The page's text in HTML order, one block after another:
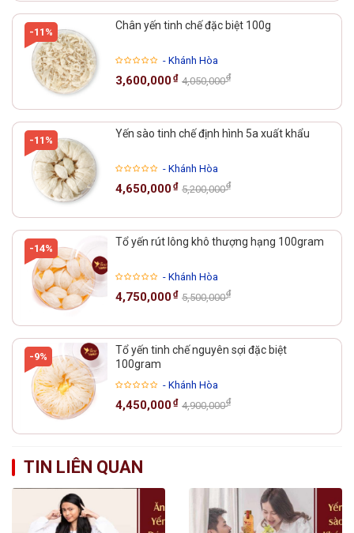
-11%
Chân yến tinh chế đặc biệt 100g
- Khánh Hòa
3,600,000₫ 4,050,000₫
-11%
Yến sào tinh chế định hình 5a xuất khẩu
- Khánh Hòa
4,650,000₫ 5,200,000₫
-14%
Tổ yến rút lông khô thượng hạng 100gram
- Khánh Hòa
4,750,000₫ 5,500,000₫
-9%
Tổ yến tinh chế nguyên sợi đặc biệt
100gram
- Khánh Hòa
4,450,000₫ 4,900,000₫
TIN LIÊN QUAN